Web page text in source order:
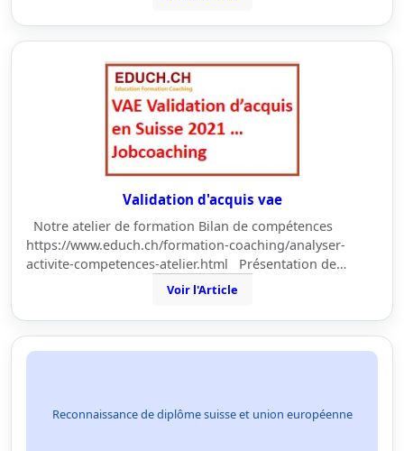
Validation d'acquis vae
Notre atelier de formation Bilan de compétences
https://www.educh.ch/formation-coaching/analyser-
activite-competences-atelier.html Présentation de…
Voir l'Article
Reconnaissance de diplôme suisse et union européenne